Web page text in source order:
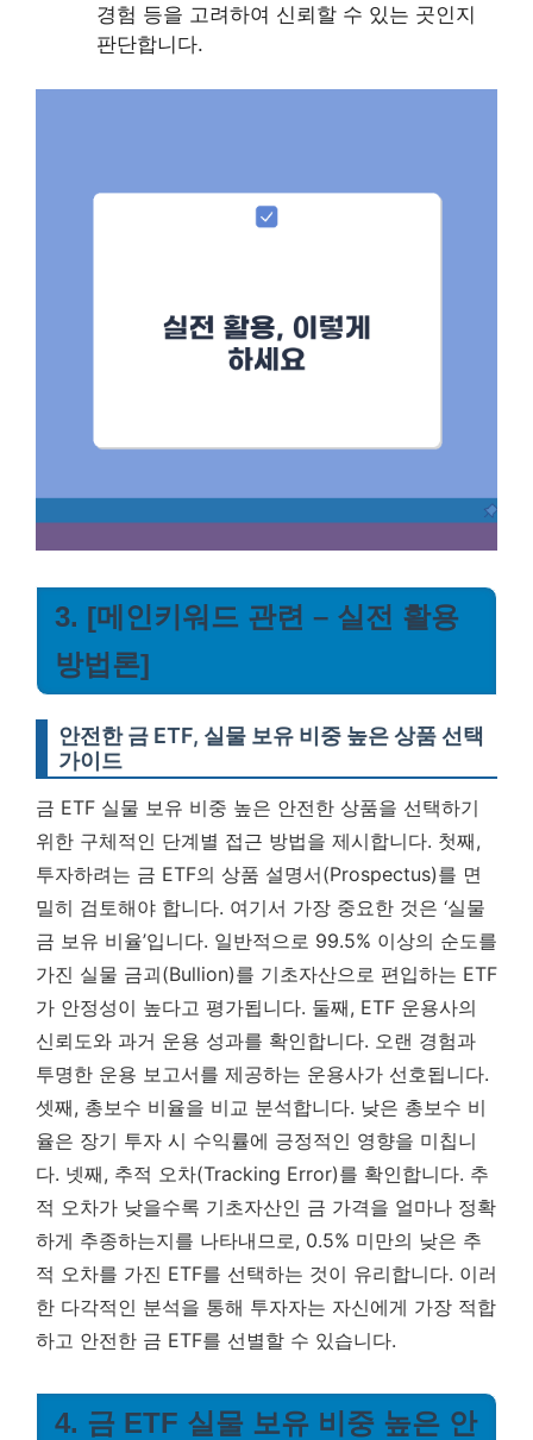
경험 등을 고려하여 신뢰할 수 있는 곳인지
판단합니다.
3. [메인키워드 관련 – 실전 활용
방법론]
안전한 금 ETF, 실물 보유 비중 높은 상품 선택
가이드
금 ETF 실물 보유 비중 높은 안전한 상품을 선택하기
위한 구체적인 단계별 접근 방법을 제시합니다. 첫째,
투자하려는 금 ETF의 상품 설명서(Prospectus)를 면
밀히 검토해야 합니다. 여기서 가장 중요한 것은 ‘실물
금 보유 비율’입니다. 일반적으로 99.5% 이상의 순도를
가진 실물 금괴(Bullion)를 기초자산으로 편입하는 ETF
가 안정성이 높다고 평가됩니다. 둘째, ETF 운용사의
신뢰도와 과거 운용 성과를 확인합니다. 오랜 경험과
투명한 운용 보고서를 제공하는 운용사가 선호됩니다.
셋째, 총보수 비율을 비교 분석합니다. 낮은 총보수 비
율은 장기 투자 시 수익률에 긍정적인 영향을 미칩니
다. 넷째, 추적 오차(Tracking Error)를 확인합니다. 추
적 오차가 낮을수록 기초자산인 금 가격을 얼마나 정확
하게 추종하는지를 나타내므로, 0.5% 미만의 낮은 추
적 오차를 가진 ETF를 선택하는 것이 유리합니다. 이러
한 다각적인 분석을 통해 투자자는 자신에게 가장 적합
하고 안전한 금 ETF를 선별할 수 있습니다.
4. 금 ETF 실물 보유 비중 높은 안